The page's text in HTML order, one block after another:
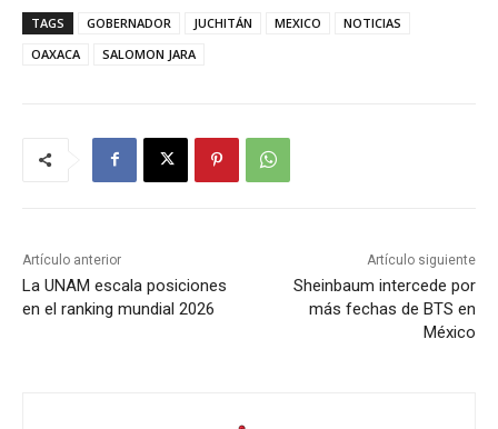
TAGS GOBERNADOR JUCHITÁN MEXICO
NOTICIAS
OAXACA
SALOMON JARA
Artículo anterior
La UNAM escala posiciones
en el ranking mundial 2026
Artículo siguiente
Sheinbaum intercede por
más fechas de BTS en
México